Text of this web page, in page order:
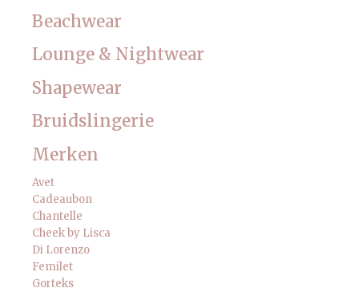
Beachwear
Lounge & Nightwear
Shapewear
Bruidslingerie
Merken
Avet
Cadeaubon
Chantelle
Cheek by Lisca
Di Lorenzo
Femilet
Gorteks